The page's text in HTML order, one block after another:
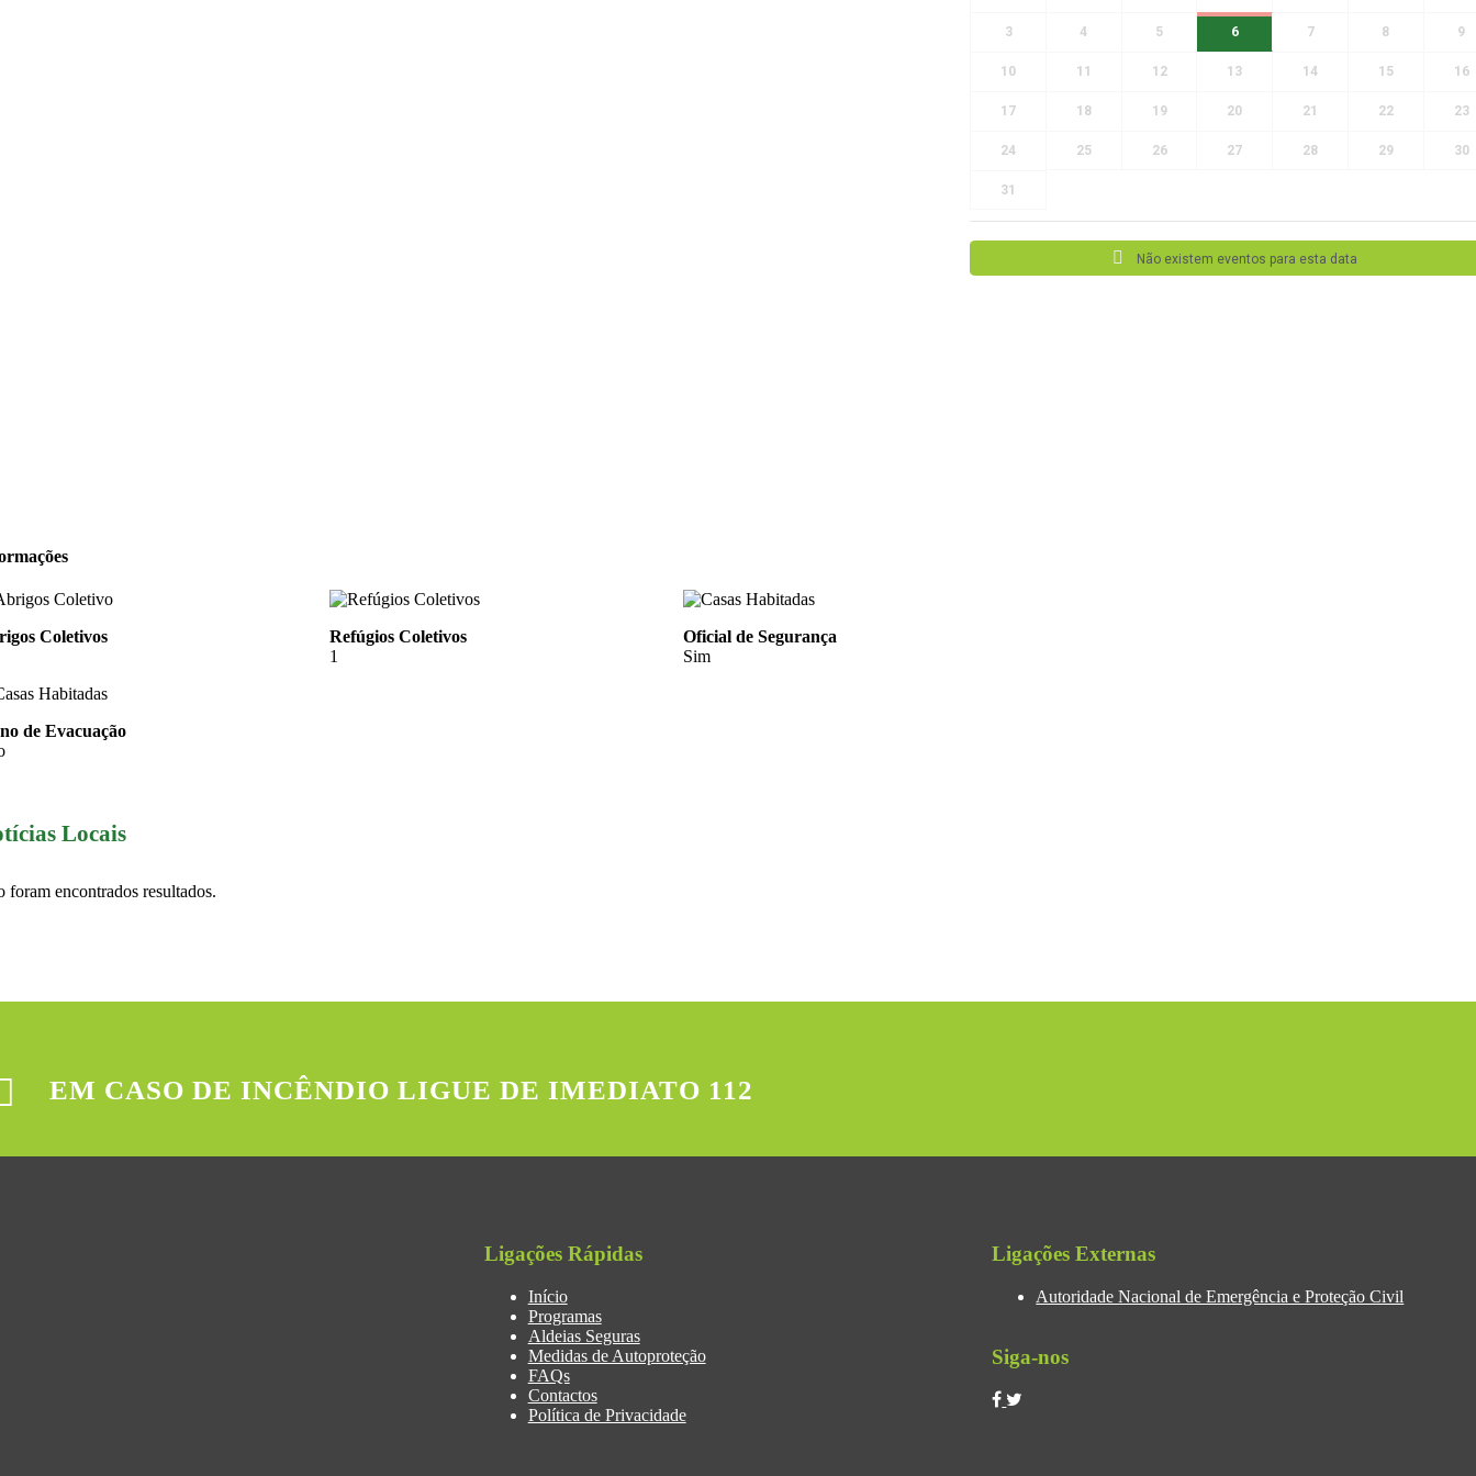
Coletivos
Refúgios Coletivos
1
Oficial de Segurança
Sim
de Evacuação
Locais
foram encontrados resultados.
3 4 5 6 7 8 9
10 11 12 13 14 15 16
17 18 19 20 21 22 23
24 25 26 27 28 29 30
31
Não existem eventos para esta data
EM CASO DE INCÊNDIO LIGUE DE IMEDIATO 112
Ligações Rápidas
Início
Programas
Aldeias Seguras
Medidas de Autoproteção
FAQs
Contactos
Política de Privacidade
Ligações Externas
Autoridade Nacional de Emergência e Proteção Civil
Siga-nos